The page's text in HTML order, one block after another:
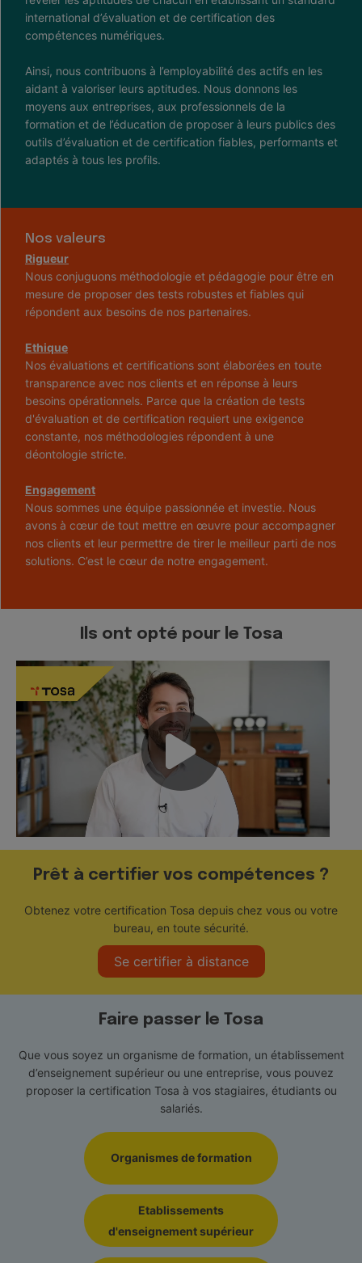
international d’évaluation et de certification des
compétences numériques.
Ainsi, nous contribuons à l’employabilité des actifs en les
aidant à valoriser leurs aptitudes. Nous donnons les
moyens aux entreprises, aux professionnels de la
formation et de l’éducation de proposer à leurs publics des
outils d’évaluation et de certification fiables, performants et
adaptés à tous les profils.
Nos valeurs
Rigueur
Nous conjuguons méthodologie et pédagogie pour être en
mesure de proposer des tests robustes et fiables qui
répondent aux besoins de nos partenaires.
Ethique
Nos évaluations et certifications sont élaborées en toute
transparence avec nos clients et en réponse à leurs
besoins opérationnels. Parce que la création de tests
d'évaluation et de certification requiert une exigence
constante, nos méthodologies répondent à une
déontologie stricte.
Engagement
Nous sommes une équipe passionnée et investie. Nous
avons à cœur de tout mettre en œuvre pour accompagner
nos clients et leur permettre de tirer le meilleur parti de nos
solutions. C’est le cœur de notre engagement.
Ils ont opté pour le Tosa
Prêt à certifier vos compétences ?
Obtenez votre certification Tosa depuis chez vous ou votre
bureau, en toute sécurité.
Se certifier à distance
Faire passer le Tosa
Que vous soyez un organisme de formation, un établissement
d’enseignement supérieur ou une entreprise, vous pouvez
proposer la certification Tosa à vos stagiaires, étudiants ou
salariés.
Organismes de formation
Etablissements
d'enseignement supérieur